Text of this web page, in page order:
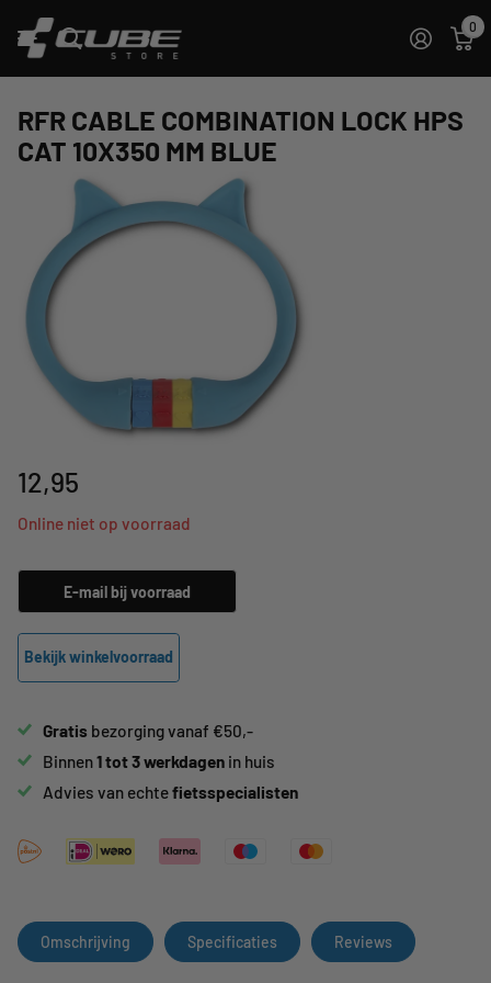
0
RFR CABLE COMBINATION LOCK HPS
CAT 10X350 MM BLUE
12,95
Online niet op voorraad
E-mail bij voorraad
Bekijk winkelvoorraad
Gratis bezorging vanaf €50,-
Binnen1 tot 3 werkdagen in huis
Advies van echtefietsspecialisten
Omschrijving Specificaties Reviews